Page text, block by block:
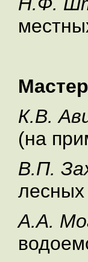
К.В.
(на
В.П.
лесных
А.А.